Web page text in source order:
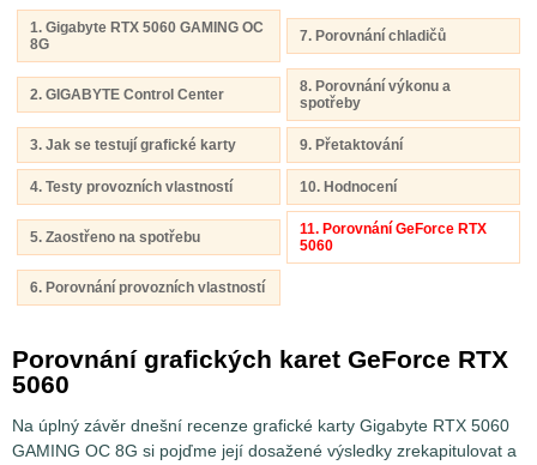
1. Gigabyte RTX 5060 GAMING OC
8G
7. Porovnání chladičů
2. GIGABYTE Control Center
8. Porovnání výkonu a
spotřeby
3. Jak se testují grafické karty 9. Přetaktování
4. Testy provozních vlastností 10. Hodnocení
5. Zaostřeno na spotřebu
11. Porovnání GeForce RTX
5060
6. Porovnání provozních vlastností
Porovnání grafických karet GeForce RTX
5060
Na úplný závěr dnešní recenze grafické karty Gigabyte RTX 5060
GAMING OC 8G si pojďme její dosažené výsledky zrekapitulovat a